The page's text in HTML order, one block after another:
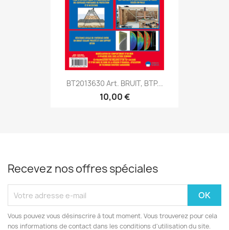
BT2013630 Art. BRUIT, BTP...
10,00 €
Recevez nos offres spéciales
Vous pouvez vous désinscrire à tout moment. Vous trouverez pour cela
nos informations de contact dans les conditions d'utilisation du site.